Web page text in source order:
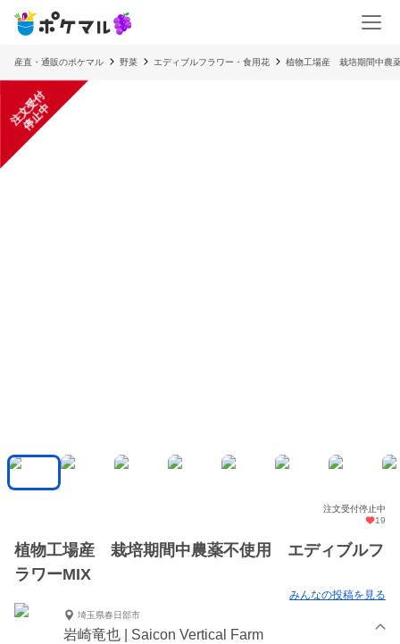
産直・通販のポケマル 野菜 エディブルフラワー・食用花 植物工場産 栽培期間中農
注
文
受
付
停
止
中
注文受付停止中
19
植物工場産 栽培期間中農薬不使用 エディブルフ
ラワーMIX
みんなの投稿を見る
埼玉県春日部市
岩崎竜也 | Saicon Vertical Farm